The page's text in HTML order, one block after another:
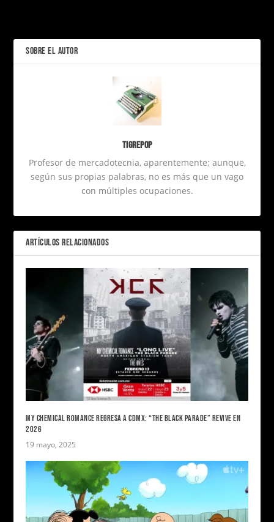
SOBRE EL AUTOR
Tigrepop
Profesor de mercadotecnia, aparentemente; aunque,
según sus propias palabras, no es más que un vago
con múltiples ocupaciones.
ARTÍCULOS RELACIONADOS
MY CHEMICAL ROMANCE REGRESA A CDMX: “THE BLACK PARADE” REVIVE EN
2026
19 mayo, 2025